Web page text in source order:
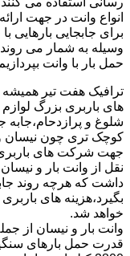
انواع وانت در جهت
برای جابجایی بارهایی
وسیله به شمار می
حمل بار با وانت
ترافیک هفت تیر
های باربری بزرگ
شلوغ و
کوچک تری چون نیسان
جهت شرکت های باربری
نقل از وانت بار و
داشت که هرچه روند
بگیرد،هزینه های
خواهد شد.
وانت بار و نیسان از
قدرت حمل بارهای